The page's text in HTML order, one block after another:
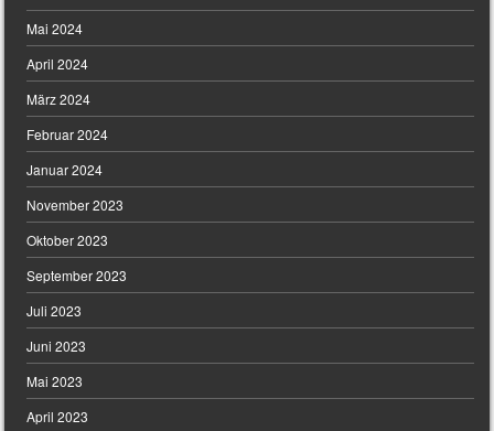
Mai 2024
April 2024
März 2024
Februar 2024
Januar 2024
November 2023
Oktober 2023
September 2023
Juli 2023
Juni 2023
Mai 2023
April 2023